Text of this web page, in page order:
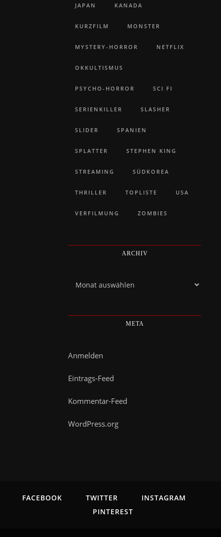
JAPAN KANADA
KURZFILM MONSTER
MYSTERY-HORROR NETFLIX
OKKULTISMUS
PSYCHO-HORROR SCI FI
SERIENKILLER SLASHER
SLIDER SPANIEN
SPLATTER STEPHEN KING
STREAMING SÜDKOREA
THRILLER TOPLISTE USA
VERFILMUNG ZOMBIES
ARCHIV
META
Anmelden
Eintrags-Feed
Kommentar-Feed
WordPress.org
FACEBOOK TWITTER
INSTAGRAM
PINTEREST